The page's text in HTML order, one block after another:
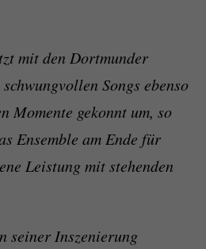
mit den Dortmunder
Songs ebenso
Momente gekonnt um, so
Ensemble am Ende für
Leistung mit stehenden
seiner Inszenierung